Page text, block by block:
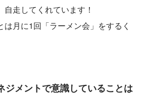
走してくれています！
月に1回「ラーメン会」をするく
ジメントで意識していることは